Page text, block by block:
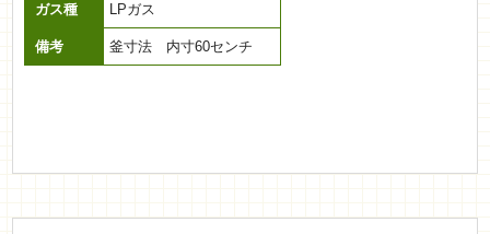
ガス種 LPガス
備考 釜寸法 内寸60センチ